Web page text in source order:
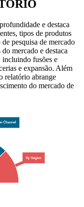
e destaca
tipos de produtos
pesquisa de mercado
mercado e destaca
incluindo fusões e
e expansão. Além
relatório abrange
do mercado de